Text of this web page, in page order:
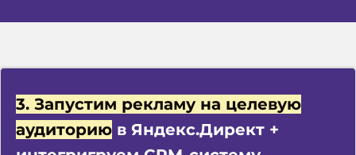
3. Запустим рекламу на целевую
аудиторию в Яндекс.Директ +